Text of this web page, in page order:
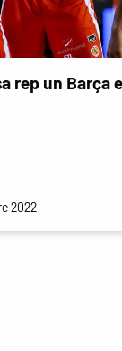
rep un Barça
2022